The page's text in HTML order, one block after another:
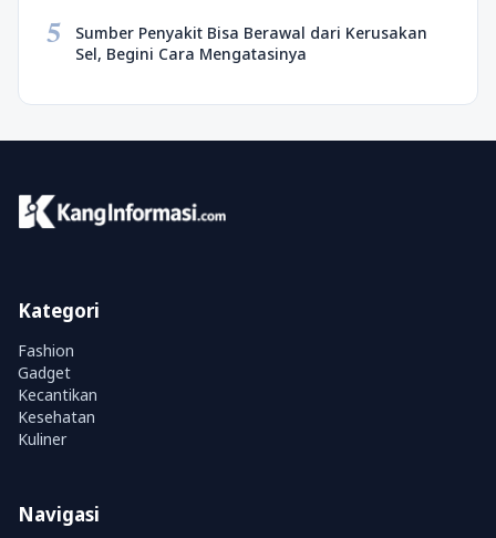
5
Sumber Penyakit Bisa Berawal dari Kerusakan
Sel, Begini Cara Mengatasinya
Kategori
Fashion
Gadget
Kecantikan
Kesehatan
Kuliner
Navigasi